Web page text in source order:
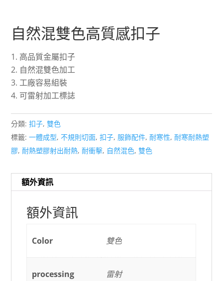
自然混雙色高質感扣子
高品質金屬扣子
自然混雙色加工
工廠容易組裝
可雷射加工標誌
分類:扣子,雙色
標籤:一體成型,不規則切面,扣子, 服飾配件,耐寒性,耐寒耐熱塑
膠,耐熱塑膠射出耐熱,耐衝擊, 自然混色,雙色
額外資訊
額外資訊
Color 雙色
processing 雷射